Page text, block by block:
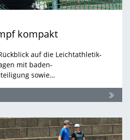
kompakt
auf die Leichtathletik-
mit baden-
sowie…